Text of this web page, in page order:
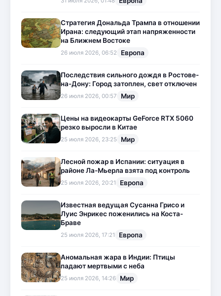
Стратегия Дональда Трампа в отношении
Ирана: следующий этап напряженности
на Ближнем Востоке
26 июля 2026, 06:52 Европа
Последствия сильного дождя в Ростове-
на-Дону: Город затоплен, свет отключен
26 июля 2026, 00:57 Мир
Цены на видеокарты GeForce RTX 5060
резко выросли в Китае
25 июля 2026, 23:25 Мир
Лесной пожар в Испании: ситуация в
районе Ла-Мьерла взята под контроль
25 июля 2026, 20:21 Европа
Известная ведущая Сусанна Грисо и
Луис Энрикес поженились на Коста-
Браве
25 июля 2026, 17:21 Европа
Аномальная жара в Индии: Птицы
падают мертвыми с неба
25 июля 2026, 14:26 Мир